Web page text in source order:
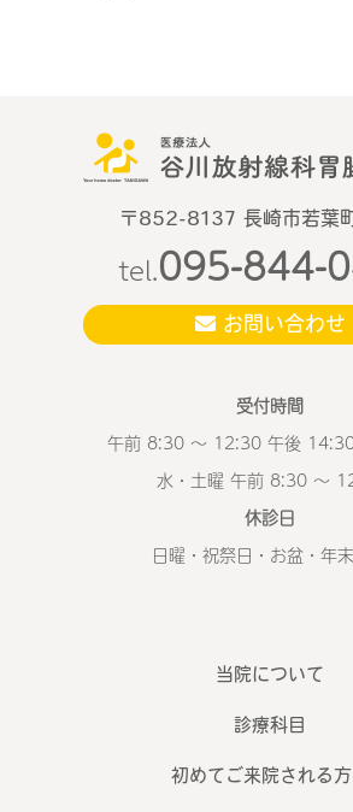
〒852-8137 長崎市若葉
tel.095-844-
お問い合わせ
受付時間
午前 8:30 ～ 12:30 午後
水・土曜 午前 8:30 ～
休診日
日曜・祝祭日・お盆・年
当院について
診療科目
初めてご来院される